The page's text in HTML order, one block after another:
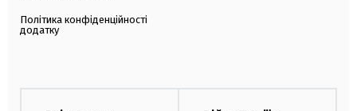
Політика конфіденційності
додатку